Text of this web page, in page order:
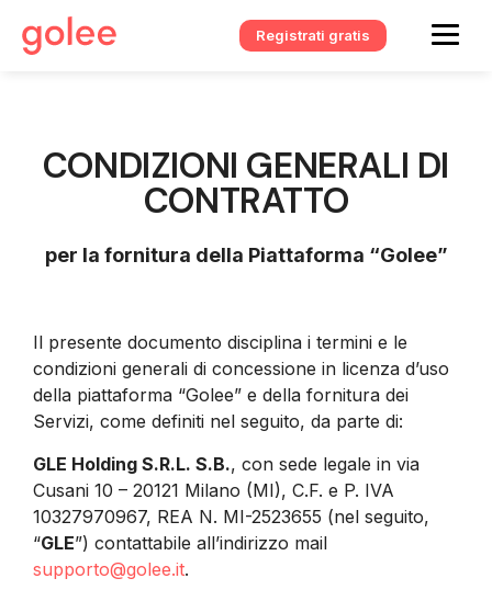
Registrati gratis
CONDIZIONI GENERALI DI
CONTRATTO
per la fornitura della Piattaforma “Golee”
Il presente documento disciplina i termini e le
condizioni generali di concessione in licenza d’uso
della piattaforma “Golee” e della fornitura dei
Servizi, come definiti nel seguito, da parte di:
GLE Holding S.R.L. S.B., con sede legale in via
Cusani 10 – 20121 Milano (MI), C.F. e P. IVA
10327970967, REA N. MI-2523655 (nel seguito,
“GLE”) contattabile all’indirizzo mail
supporto@golee.it.